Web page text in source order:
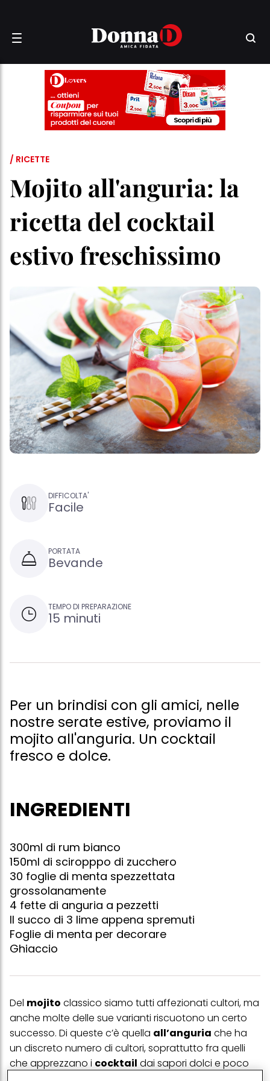
/ RICETTE
Mojito all'anguria: la
ricetta del cocktail
estivo freschissimo
DIFFICOLTA'
Facile
PORTATA
Bevande
TEMPO DI PREPARAZIONE
15 minuti
Per un brindisi con gli amici, nelle
nostre serate estive, proviamo il
mojito all'anguria. Un cocktail
fresco e dolce.
INGREDIENTI
300ml di rum bianco
150ml di sciropppo di zucchero
30 foglie di menta spezzettata
grossolanamente
4 fette di anguria a pezzetti
Il succo di 3 lime appena spremuti
Foglie di menta per decorare
Ghiaccio
Del mojito classico siamo tutti affezionati cultori, ma
anche molte delle sue varianti riscuotono un certo
successo. Di queste c’è quella all’anguria che ha
un discreto numero di cultori, soprattutto fra quelli
che apprezzano i cocktail dai sapori dolci e poco